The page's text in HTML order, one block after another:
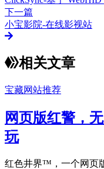
下一篇
小宝影院-在线影视站
相关文章
宝藏网站推荐
网页版红警，
玩
红色井界™，一个网页